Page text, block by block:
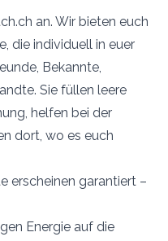
an. Wir bieten euch
die individuell in euer
Bekannte,
Sie füllen leere
helfen bei der
dort, wo es euch
erscheinen garantiert –
Energie auf die